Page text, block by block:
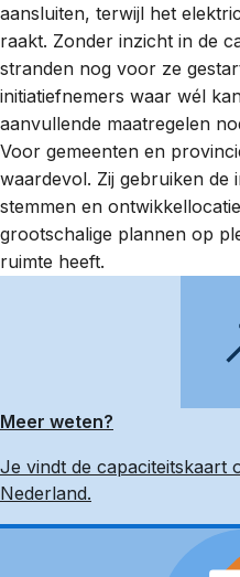
aansluiten, terwijl het
raakt. Zonder inzicht in de
stranden nog voor ze
initiatiefnemers waar wél
aanvullende maatregelen
Voor gemeenten en
waardevol. Zij gebruiken de
stemmen en
grootschalige plannen op
ruimte heeft.
Meer weten?
Je vindt de capaciteitskaart
Nederland.